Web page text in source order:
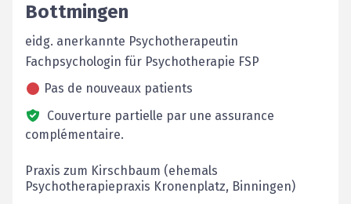
Bottmingen
eidg. anerkannte Psychotherapeutin
Fachpsychologin für ­Psychotherapie FSP
Pas de nouveaux patients
Couverture partielle par une assurance
complémentaire.
Praxis zum Kirschbaum (ehemals
Psychotherapiepraxis Kronenplatz, Binningen)